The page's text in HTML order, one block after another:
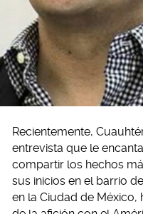
Recientemente,
entrevista que le
compartir los hechos
sus inicios en el barrio
en la Ciudad de México,